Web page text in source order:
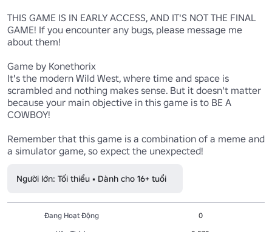
THIS GAME IS IN EARLY ACCESS, AND IT'S NOT THE FINAL
GAME! If you encounter any bugs, please message me
about them!
Game by Konethorix
It's the modern Wild West, where time and space is
scrambled and nothing makes sense. But it doesn't matter
because your main objective in this game is to BE A
COWBOY!
Remember that this game is a combination of a meme and
a simulator game, so expect the unexpected!
Người lớn: Tối thiểu • Dành cho 16+ tuổi
Đang Hoạt Động
0